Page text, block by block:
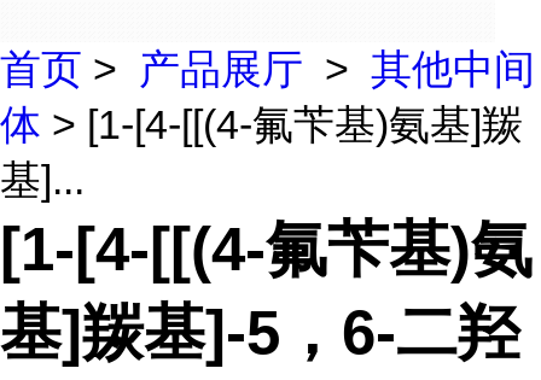
首页 > 产品展厅 > 其他中间
体 > [1-[4-[[(4-氟苄基)氨基]羰
基]...
[1-[4-[[(4-氟苄基)氨
基]羰基]-5，6-二羟